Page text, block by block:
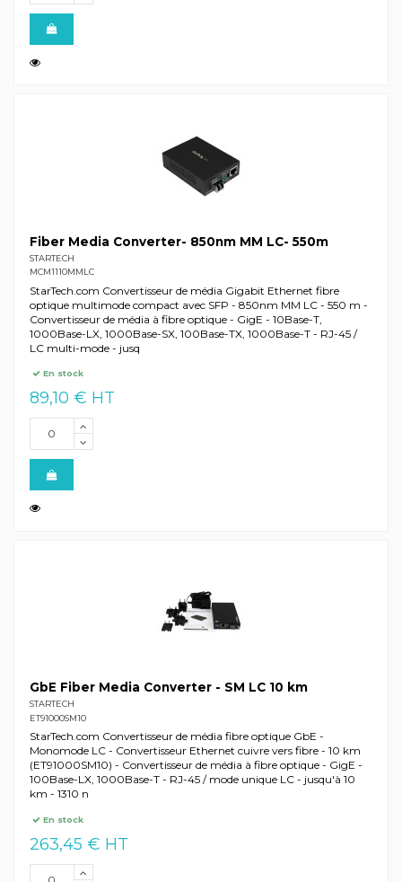
Fiber Media Converter- 850nm MM LC- 550m
STARTECH
MCM1110MMLC
StarTech.com Convertisseur de média Gigabit Ethernet fibre
optique multimode compact avec SFP - 850nm MM LC - 550 m -
Convertisseur de média à fibre optique - GigE - 10Base-T,
1000Base-LX, 1000Base-SX, 100Base-TX, 1000Base-T - RJ-45 /
LC multi-mode - jusq
En stock
89,10 € HT
GbE Fiber Media Converter - SM LC 10 km
STARTECH
ET91000SM10
StarTech.com Convertisseur de média fibre optique GbE -
Monomode LC - Convertisseur Ethernet cuivre vers fibre - 10 km
(ET91000SM10) - Convertisseur de média à fibre optique - GigE -
100Base-LX, 1000Base-T - RJ-45 / mode unique LC - jusqu'à 10
km - 1310 n
En stock
263,45 € HT